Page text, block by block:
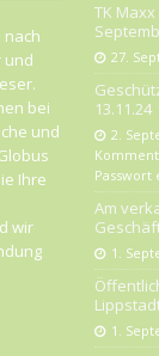
nach
und
bei
und
Ihre
wir
TK
27.
13.11.24
2.
Passwort
Am
1.
1.